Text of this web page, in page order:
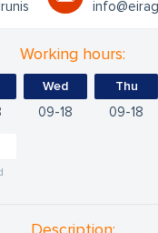
Working hours:
Wed
09 18
Thu
09 18